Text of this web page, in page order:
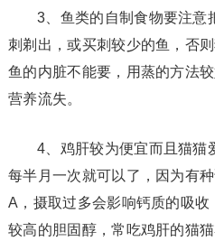
3、鱼类的自制食物要注意
刺剃出，或买刺较少的鱼，否
鱼的内脏不能要，用蒸的方法
营养流失。
4、鸡肝较为便宜而且猫猫
每半月一次就可以了，因为有
A，摄取过多会影响钙质的吸
较高的胆固醇，常吃鸡肝的猫